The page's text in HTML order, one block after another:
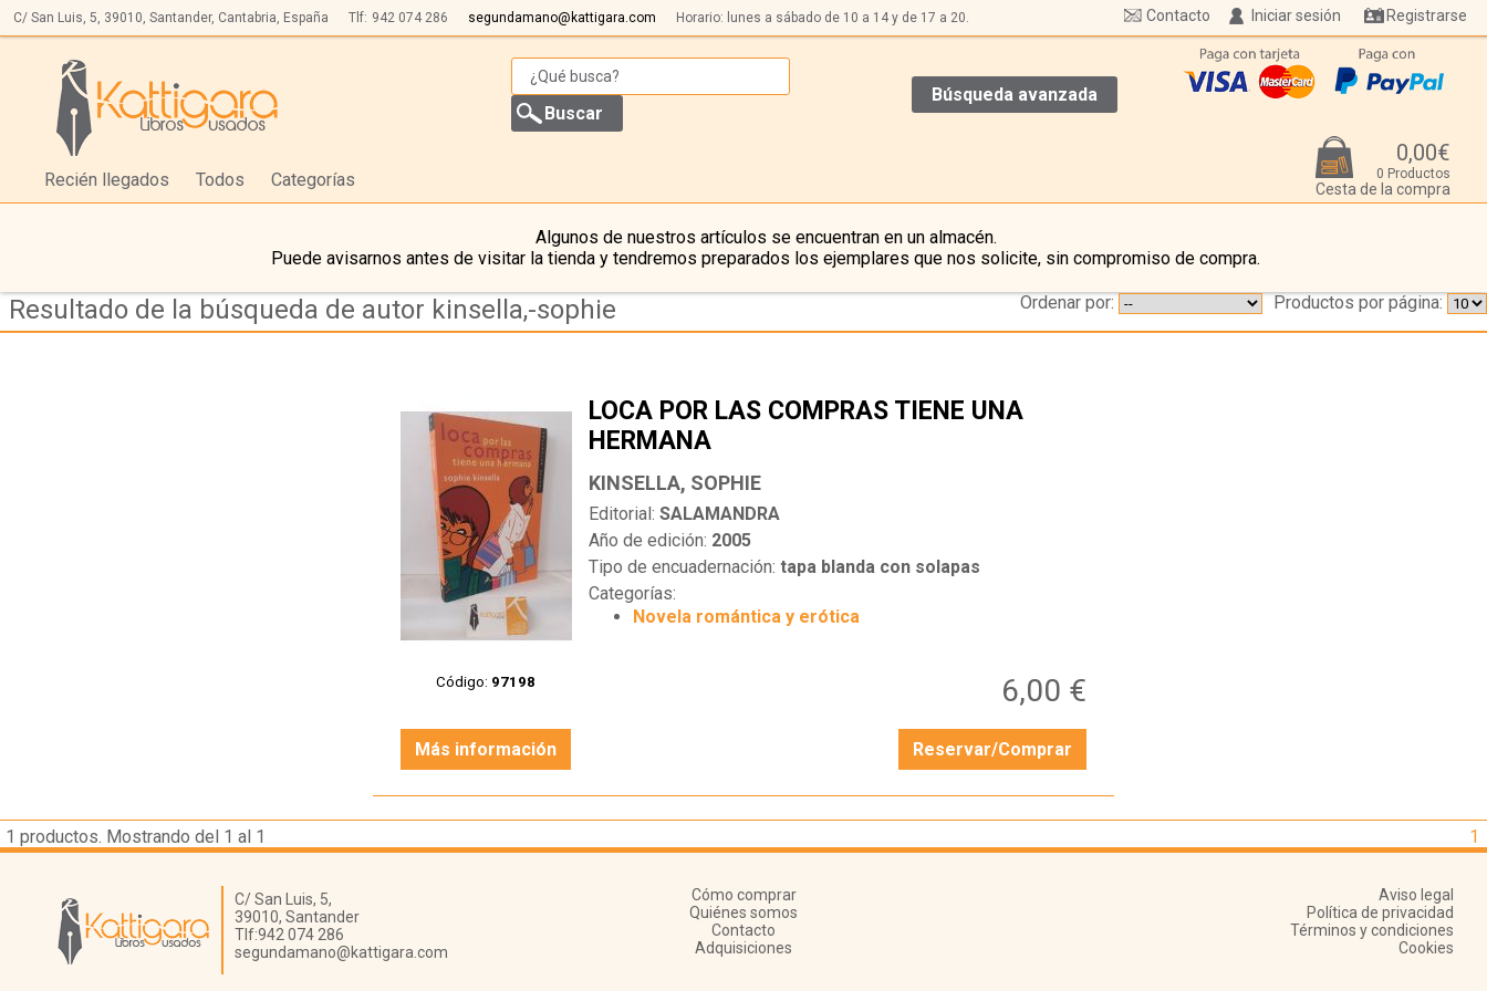
C/ San Luis, 5, 39010, Santander, Cantabria, España Tlf: 942 074 286 segundamano@kattigara.com Horario: lunes a sábado de 10 a 14 y de 17 a 20. Iniciar sesión Registrarse
Contacto
Búsqueda avanzada
Recién llegados Todos Categorías
0,00€
0 Productos
Cesta de la compra
Algunos de nuestros artículos se encuentran en un almacén.
Puede avisarnos antes de visitar la tienda y tendremos preparados los ejemplares que nos solicite, sin compromiso de compra.
Resultado de la búsqueda de autor kinsella,-sophie Productos por página:
Ordenar por:
Código: 97198
LOCA POR LAS COMPRAS TIENE UNA
HERMANA
KINSELLA, SOPHIE
Editorial: SALAMANDRA
Año de edición: 2005
Tipo de encuadernación: tapa blanda con solapas
Categorías:
Novela romántica y erótica
6,00 €
Más información Reservar/Comprar
1 productos. Mostrando del 1 al 1 1
Librería Kattigara
C/ San Luis, 5,
39010, Santander
Tlf:942 074 286
segundamano@kattigara.com
Cómo comprar
Quiénes somos
Contacto
Adquisiciones
Aviso legal
Política de privacidad
Términos y condiciones
Cookies